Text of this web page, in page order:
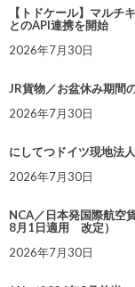
【トドケール】マル
とのAPI連携を開始
2026年7月30日
JR貨物／お盆休み期間
2026年7月30日
にしてつドイツ現地法
2026年7月30日
NCA／日本発国際航空
8月1日適用 改定）
2026年7月30日